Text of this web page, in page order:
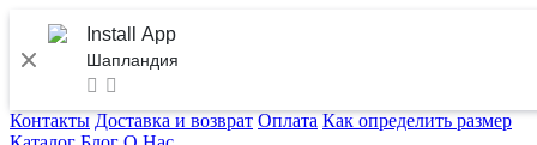
Install App
Шапландия
Контакты Доставка и возврат Оплата Как определить размер